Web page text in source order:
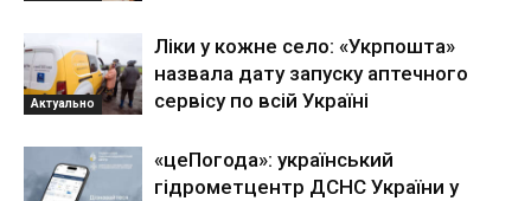
Актуально
Ліки у кожне село: «Укрпошта»
назвала дату запуску аптечного
сервісу по всій Україні
«цеПогода»: український
гідрометцентр ДСНС України у